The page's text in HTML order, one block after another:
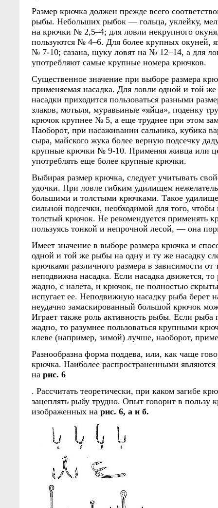
Размер крючка должен прежде всего
рыбы. Небольших рыбок — гольца, уклейку,
на крючки № 2,5–4; для ловли некрупного
пользуются № 4–6. Для более крупных окуней,
№ 7-10; сазана, щуку ловят на № 12–14, а для
употребляют самые крупные номера крючков.
Существенное значение при выборе размера
применяемая насадка. Для ловли одной и той
насадки приходится пользоваться разными
злаков, мотыля, муравьиные «яйца», поденку
крючок крупнее № 5, а еще труднее при этом
Наоборот, при насаживании сальника, кубика
сыра, майского жука более верную подсечку
крупные крючки № 9-10. Применяя живца или
употреблять еще более крупные крючки.
Выбирая размер крючка, следует учитывать
удочки. При ловле гибким удилищем
большими и толстыми крючками. Такое удилище
сильной подсечки, необходимой для того, чтобы
толстый крючок. Не рекомендуется применять
пользуясь тонкой и непрочной лесой, — она
Имеет значение в выборе размера крючка и
одной и той же рыбы на одну и ту же насадку
крючками различного размера в зависимости
неподвижна насадка. Если насадка движется, то
жадно, с налета, и крючок, не полностью
испугает ее. Неподвижную насадку рыба берет
неудачно замаскированный большой крючок
Играет также роль активность рыбы. Если рыба
жадно, то разумнее пользоваться крупными
клеве (например, зимой) лучше, наоборот,
Разнообразна форма поддева, или, как чаще
крючка. Наиболее распространенными
на рис. 6
. Рассчитать теоретически, при каком загибе
зацеплять рыбу трудно. Опыт говорит в пользу
изображенных на рис. 6, а и б.